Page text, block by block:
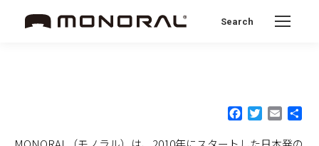
Search:
Search
Facebook
Twitter
Email